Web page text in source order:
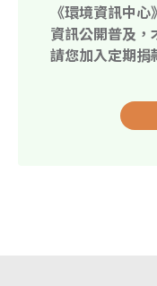
《環境資訊中
資訊公開普及
請您加入定期捐